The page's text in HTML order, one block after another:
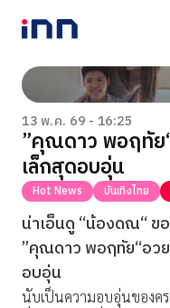
NEWS
ENTERTAINMENT
LIFESTYLE
HOROSCOPE
LOTTERY
VIDEO
ร่วมด้วยช่วยกัน
13 พ.ค. 69 - 16:25
”คุณดาว พอฤทัย
เล็กสุดอบอุ่น
Hot News บันเทิงไทย
น่าเอ็นดู “น้องดณ“ ข
”คุณดาว พอฤทัย“อว
อบอุ่น
นับเป็นความอบอุ่นของค